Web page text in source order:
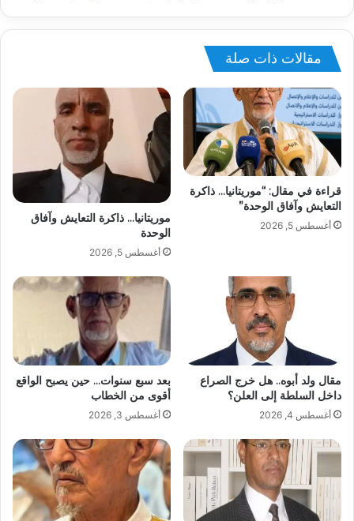
مقالات ذات صلة
قراءة في مقال: “موريتانيا… ذاكرة
التعايش وآفاق الوحدة”
أغسطس 5, 2026
موريتانيا… ذاكرة التعايش وآفاق
الوحدة
أغسطس 5, 2026
مقال ولد أبوه.. هل خرج الصراع
داخل السلطة إلى العلن؟
أغسطس 4, 2026
بعد سبع سنوات… حين يصبح الواقع
أقوى من الخطاب
أغسطس 3, 2026